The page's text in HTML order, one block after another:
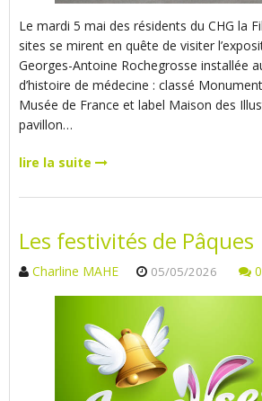
Le mardi 5 mai des résidents du CHG la
sites se mirent en quête de visiter
Georges-Antoine Rochegrosse installée
d’histoire de médecine : classé
Musée de France et label Maison des
pavillon…
lire la suite
Les festivités de Pâques
Charline MAHE 05/05/2026 0